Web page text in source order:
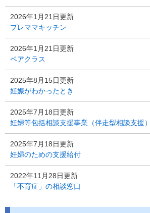
2026年1月21日更新
プレママキッチン
2026年1月21日更新
ペアクラス
2025年8月15日更新
妊娠がわかったとき
2025年7月18日更新
妊婦等包括相談支援事業（伴走型相談支援）
2025年7月18日更新
妊婦のための支援給付
2022年11月28日更新
「不育症」の相談窓口